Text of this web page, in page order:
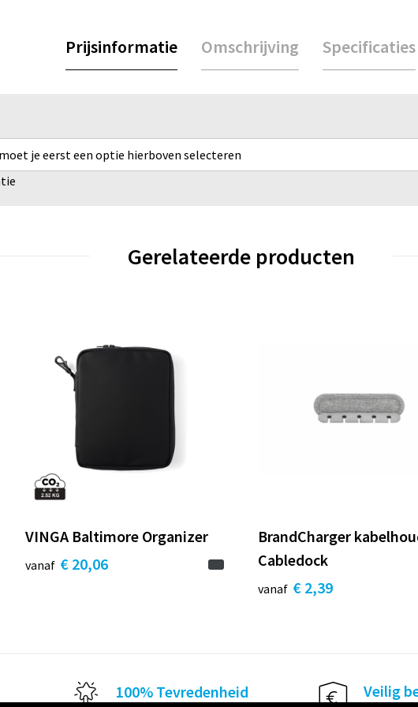
Prijsinformatie Omschrijving Specificaties
je eerst een optie hierboven selecteren
Gerelateerde producten
VINGA Baltimore Organizer
vanaf € 20,06
BrandCharger
Cabledock
vanaf € 2,39
100% Tevredenheid Veilig